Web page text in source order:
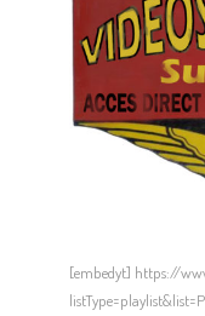
[embedyt] https://